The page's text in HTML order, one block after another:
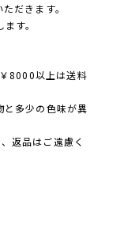
だきます。
す。
8000以上は送料
と多少の色味が異
返品はご遠慮く